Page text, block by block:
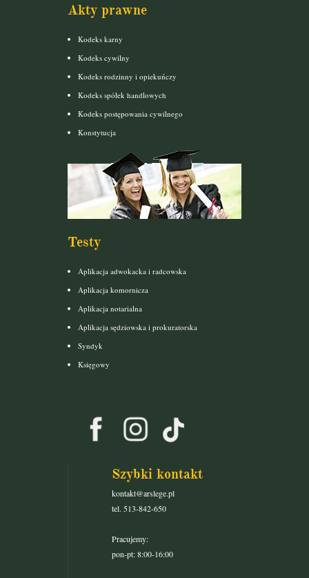
Akty prawne
Kodeks karny
Kodeks cywilny
Kodeks rodzinny i opiekuńczy
Kodeks spółek handlowych
Kodeks postępowania cywilnego
Konstytucja
Testy
Aplikacja adwokacka i radcowska
Aplikacja komornicza
Aplikacja notarialna
Aplikacja sędziowska i prokuratorska
Syndyk
Księgowy
Szybki kontakt
kontakt@arslege.pl
tel. 513-842-650
Pracujemy:
pon-pt: 8:00-16:00